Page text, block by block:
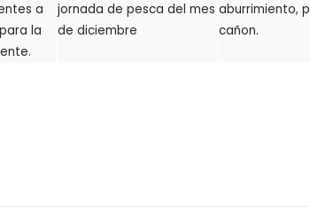
a
la
jornada de pesca del mes
de diciembre
aburrimiento,
cañon.
de Pesca Sin Muerte de La Vera